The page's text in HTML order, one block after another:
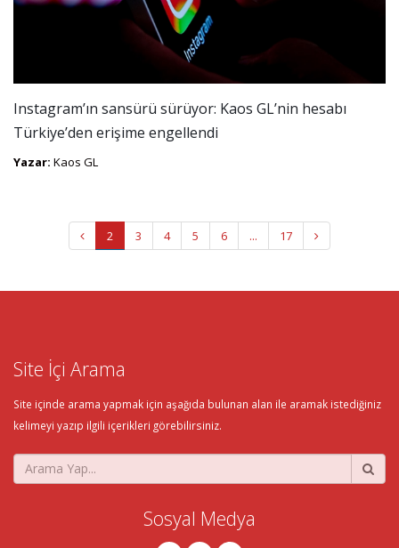
Instagram’ın sansürü sürüyor: Kaos GL’nin hesabı
Türkiye’den erişime engellendi
Yazar: Kaos GL
2 3 4 5 6 ... 17
Site İçi Arama
Site içinde arama yapmak için aşağıda bulunan alan ile aramak istediğiniz
kelimeyi yazıp ilgili içerikleri görebilirsiniz.
Sosyal Medya